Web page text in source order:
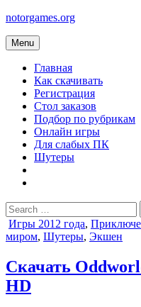
Skip
content
notorgames.org
Menu
Главная
Как скачивать
Регистрация
Стол заказов
Подбор по рубрикам
Онлайн игры
Для слабых ПК
Шутеры
Search
for:
Posted
in
Игры 2012 года,
миром, Шутеры, Экшен
Скачать
HD